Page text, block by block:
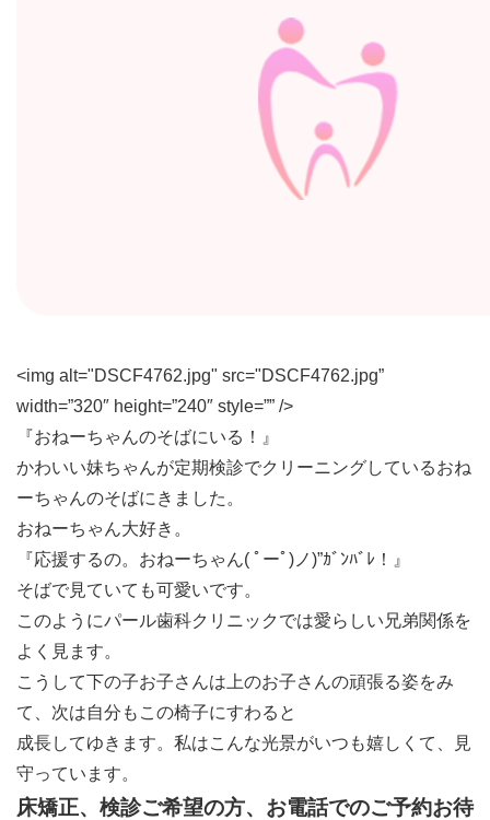
<img alt="DSCF4762.jpg" src="DSCF4762.jpg”
width=”320″ height=”240″ style=”” />
『おねーちゃんのそばにいる！』
かわいい妹ちゃんが定期検診でクリーニングしているおね
ーちゃんのそばにきました。
おねーちゃん大好き。
『応援するの。おねーちゃん( ﾟーﾟ)ノ)”ｶﾞﾝﾊﾞﾚ！』
そばで見ていても可愛いです。
このようにパール歯科クリニックでは愛らしい兄弟関係を
よく見ます。
こうして下の子お子さんは上のお子さんの頑張る姿をみ
て、次は自分もこの椅子にすわると
成長してゆきます。私はこんな光景がいつも嬉しくて、見
守っています。
床矯正、検診ご希望の方、お電話でのご予約お待